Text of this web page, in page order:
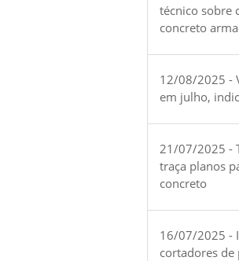
técnico sobre
concreto
12/08/2025 -
em julho,
21/07/2025 -
traça planos
concreto
16/07/2025 -
cortadores de